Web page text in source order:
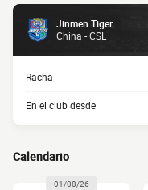
Jinmen Tiger
China - CSL
Racha
En el club desde
Calendario
01/08/26